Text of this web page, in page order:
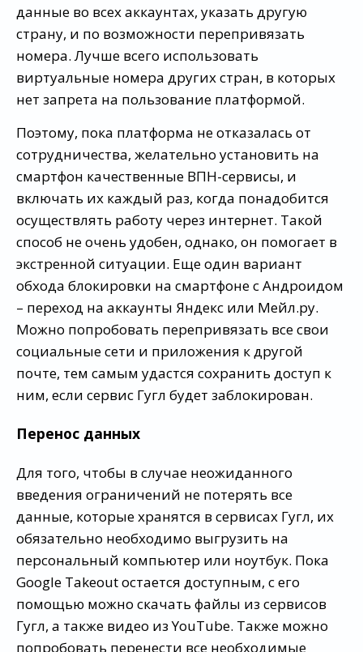
данные во всех аккаунтах, указать другую
страну, и по возможности перепривязать
номера. Лучше всего использовать
виртуальные номера других стран, в которых
нет запрета на пользование платформой.
Поэтому, пока платформа не отказалась от
сотрудничества, желательно установить на
смартфон качественные ВПН-сервисы, и
включать их каждый раз, когда понадобится
осуществлять работу через интернет. Такой
способ не очень удобен, однако, он помогает в
экстренной ситуации. Еще один вариант
обхода блокировки на смартфоне с Андроидом
– переход на аккаунты Яндекс или Мейл.ру.
Можно попробовать перепривязать все свои
социальные сети и приложения к другой
почте, тем самым удастся сохранить доступ к
ним, если сервис Гугл будет заблокирован.
Перенос данных
Для того, чтобы в случае неожиданного
введения ограничений не потерять все
данные, которые хранятся в сервисах Гугл, их
обязательно необходимо выгрузить на
персональный компьютер или ноутбук. Пока
Google Takeout остается доступным, с его
помощью можно скачать файлы из сервисов
Гугл, а также видео из YouTube. Также можно
попробовать перенести все необходимые